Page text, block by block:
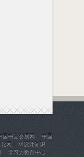
国书画交易网
中国
网
VI设计知识
学习力教育中心